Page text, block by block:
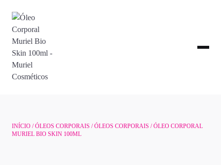
INÍCIO /ÓLEOS CORPORAIS /ÓLEOS CORPORAIS / ÓLEO CORPORAL
MURIEL BIO SKIN 100ML